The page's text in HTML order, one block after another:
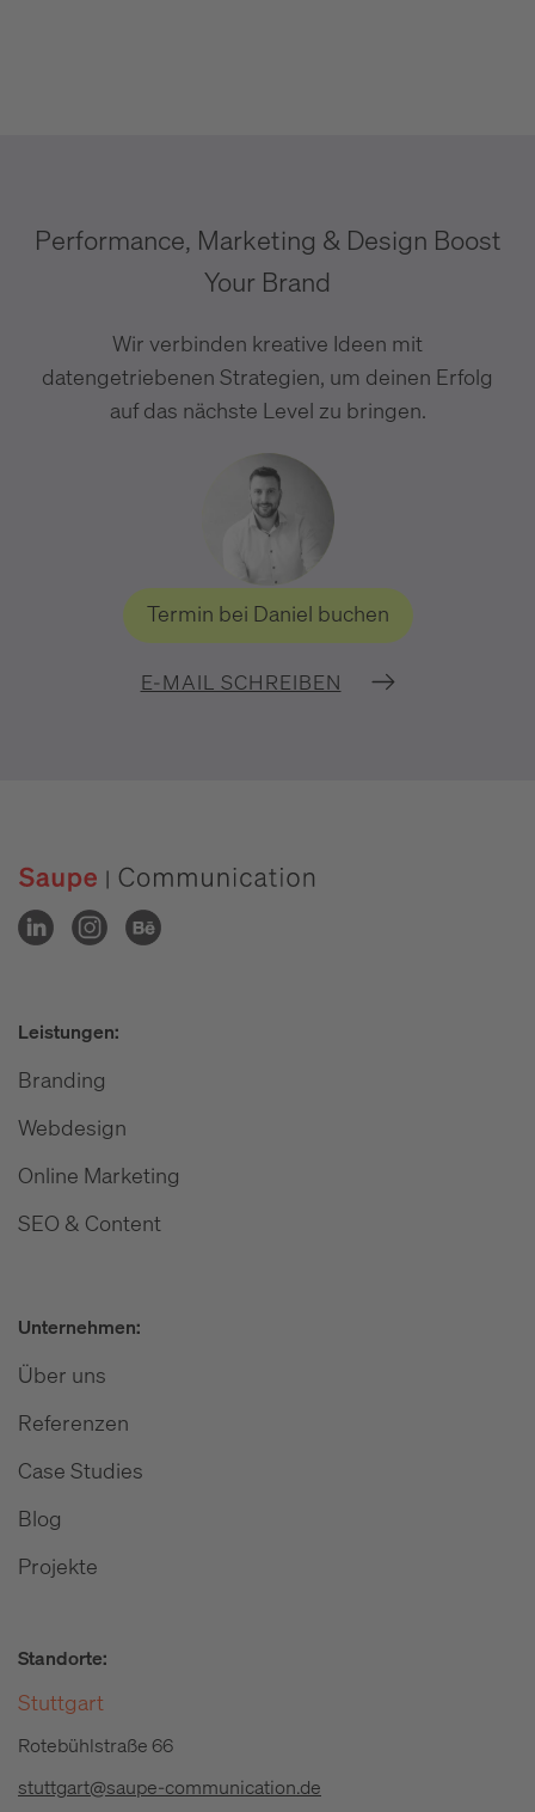
Performance, Marketing & Design Boost
Your Brand
Wir verbinden kreative Ideen mit
datengetriebenen Strategien, um deinen Erfolg
auf das nächste Level zu bringen.
Termin bei Daniel buchen
E-MAIL SCHREIBEN
Leistungen:
Branding
Webdesign
Online Marketing
SEO & Content
Unternehmen:
Über uns
Referenzen
Case Studies
Blog
Projekte
Standorte:
Stuttgart
Rotebühlstraße 66
stuttgart@saupe-communication.de